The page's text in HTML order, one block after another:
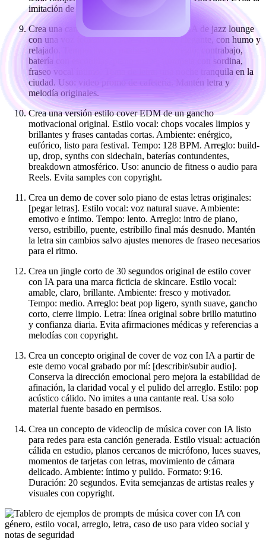
imitación de artistas.
Crea una canción original estilo cover con IA de jazz lounge
con una voz femenina suave. Ambiente: elegante, con humo y
relajado. Tempo: swing medio-lento. Arreglo: contrabajo,
batería con escobillas, piano suave, trompeta con sordina,
fraseo vocal íntimo. Tema de letra: una noche tranquila en la
ciudad. Uso: video promo de cafetería. Mantén letra y
melodía originales.
Crea una versión estilo cover EDM de un gancho
motivacional original. Estilo vocal: chops vocales limpios y
brillantes y frases cantadas cortas. Ambiente: enérgico,
eufórico, listo para festival. Tempo: 128 BPM. Arreglo: build-
up, drop, synths con sidechain, baterías contundentes,
breakdown atmosférico. Uso: anuncio de fitness o audio para
Reels. Evita samples con copyright.
Crea un demo de cover solo piano de estas letras originales:
[pegar letras]. Estilo vocal: voz natural suave. Ambiente:
emotivo e íntimo. Tempo: lento. Arreglo: intro de piano,
verso, estribillo, puente, estribillo final más desnudo. Mantén
la letra sin cambios salvo ajustes menores de fraseo necesarios
para el ritmo.
Crea un jingle corto de 30 segundos original de estilo cover
con IA para una marca ficticia de skincare. Estilo vocal:
amable, claro, brillante. Ambiente: fresco y motivador.
Tempo: medio. Arreglo: beat pop ligero, synth suave, gancho
corto, cierre limpio. Letra: línea original sobre brillo matutino
y confianza diaria. Evita afirmaciones médicas y referencias a
melodías con copyright.
Crea un concepto original de cover de voz con IA a partir de
este demo vocal grabado por mí: [describir/subir audio].
Conserva la dirección emocional pero mejora la estabilidad de
afinación, la claridad vocal y el pulido del arreglo. Estilo: pop
acústico cálido. No imites a una cantante real. Usa solo
material fuente basado en permisos.
Crea un concepto de videoclip de música cover con IA listo
para redes para esta canción generada. Estilo visual: actuación
cálida en estudio, planos cercanos de micrófono, luces suaves,
momentos de tarjetas con letras, movimiento de cámara
delicado. Ambiente: íntimo y pulido. Formato: 9:16.
Duración: 20 segundos. Evita semejanzas de artistas reales y
visuales con copyright.